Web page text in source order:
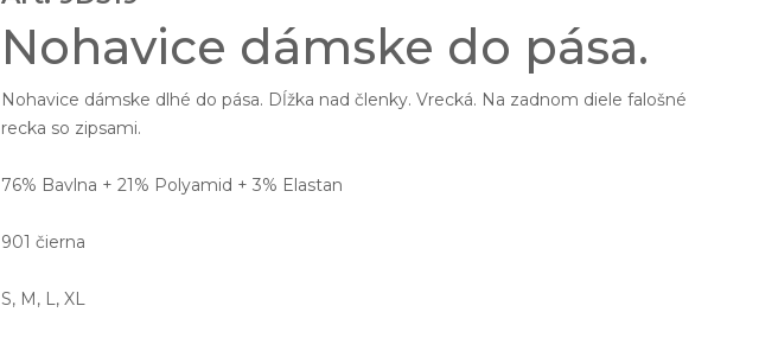
Nohavice dámske do pása.
Nohavice dámske dlhé do pása. Dĺžka nad členky. Vrecká. Na zadnom diele falošné
recka so zipsami.
76% Bavlna + 21% Polyamid + 3% Elastan
901 čierna
S, M, L, XL